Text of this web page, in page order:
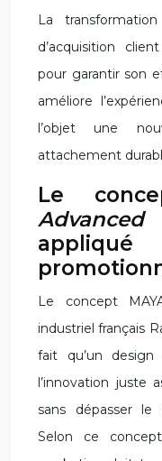
La
d’acquisition
pour garantir son
améliore
l’objet une
attachement
Le
Le concept
industriel français
fait qu’un
l’innovation juste
sans dépasser le
Selon ce